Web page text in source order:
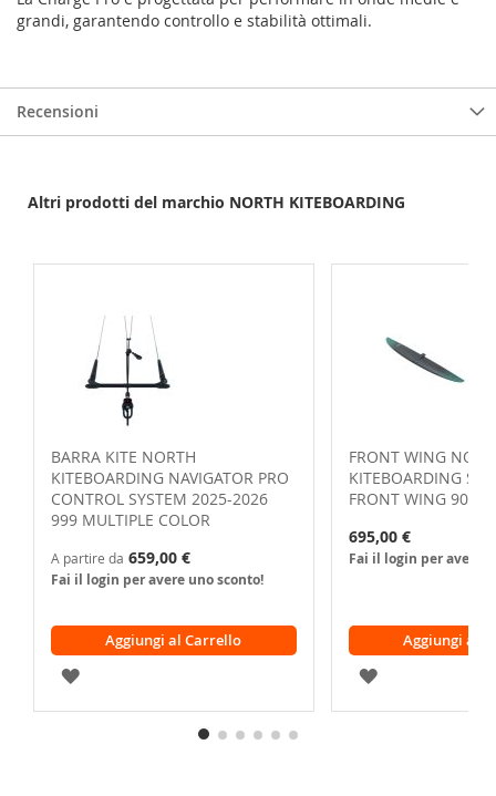
grandi, garantendo controllo e stabilità ottimali.
Recensioni
Altri prodotti del marchio NORTH KITEBOARDING
BARRA KITE NORTH
KITEBOARDING NAVIGATOR PRO
CONTROL SYSTEM 2025-2026
999 MULTIPLE COLOR
A partire da 659,00 €
Fai il login per avere uno sconto!
Aggiungi al Carrello
AGGIUNGI
ALLA
FRONT WING
KITEBOARDING
FRONT WING 900
695,00 €
Fai il login per avere
Aggiungi al
AGGIUNGI
ALLA